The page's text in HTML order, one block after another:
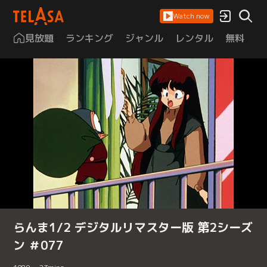
Watch now
見放題 ランキング ジャンル レンタル 無料
らんま1/2 デジタルリマスター版 第2シーズ
ン ＃077